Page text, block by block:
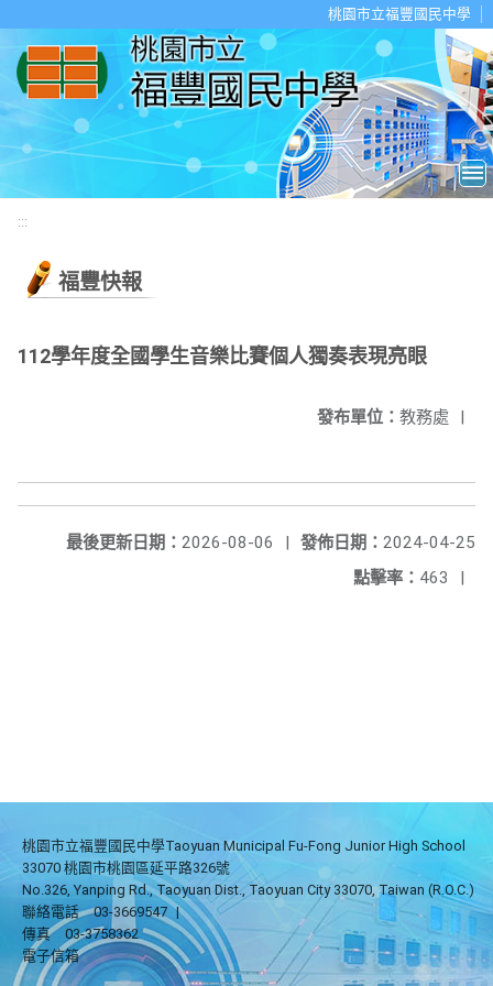
桃園市立福豐國民中學
:::
福豐快報
112學年度全國學生音樂比賽個人獨奏表現亮眼
發布單位： 教務處 |
發佈日期： 2024-04-25
最後更新日期： 2026-08-06
|
點擊率： 463 |
桃園市立福豐國民中學Taoyuan Municipal Fu-Fong Junior High School
33070 桃園市桃園區延平路326號
No.326, Yanping Rd., Taoyuan Dist., Taoyuan City 33070, Taiwan (R.O.C.)
聯絡電話
03-3669547 |
傳真
03-3758362
電子信箱